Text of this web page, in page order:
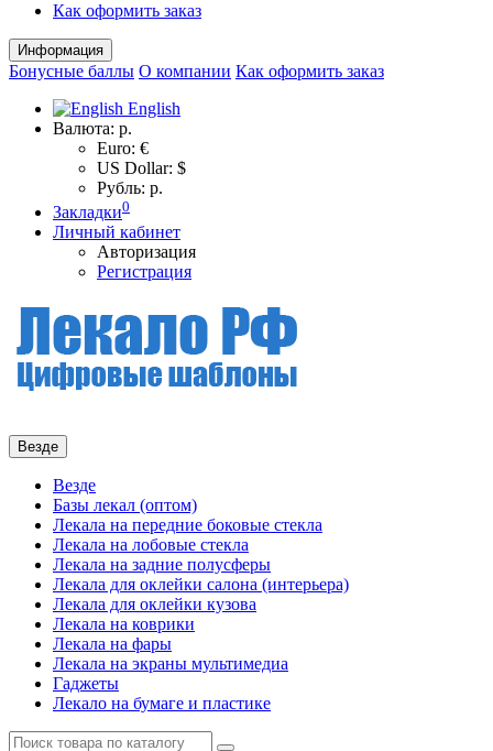
Как оформить заказ
Информация
Бонусные баллы О компании Как оформить заказ
English
Валюта: р.
Euro: €
US Dollar: $
Рубль: р.
Закладки0
Личный кабинет
Авторизация
Регистрация
Везде
Везде
Базы лекал (оптом)
Лекала на передние боковые стекла
Лекала на лобовые стекла
Лекала на задние полусферы
Лекала для оклейки салона (интерьера)
Лекала для оклейки кузова
Лекала на коврики
Лекала на фары
Лекала на экраны мультимедиа
Гаджеты
Лекало на бумаге и пластике